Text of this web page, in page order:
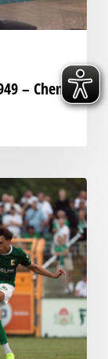
– Chemie